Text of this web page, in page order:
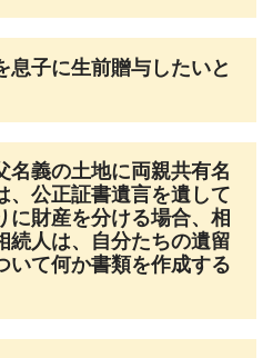
息子に生前贈与したいと
名義の土地に両親共有名
、公正証書遺言を遺して
に財産を分ける場合、相
続人は、自分たちの遺留
いて何か書類を作成する